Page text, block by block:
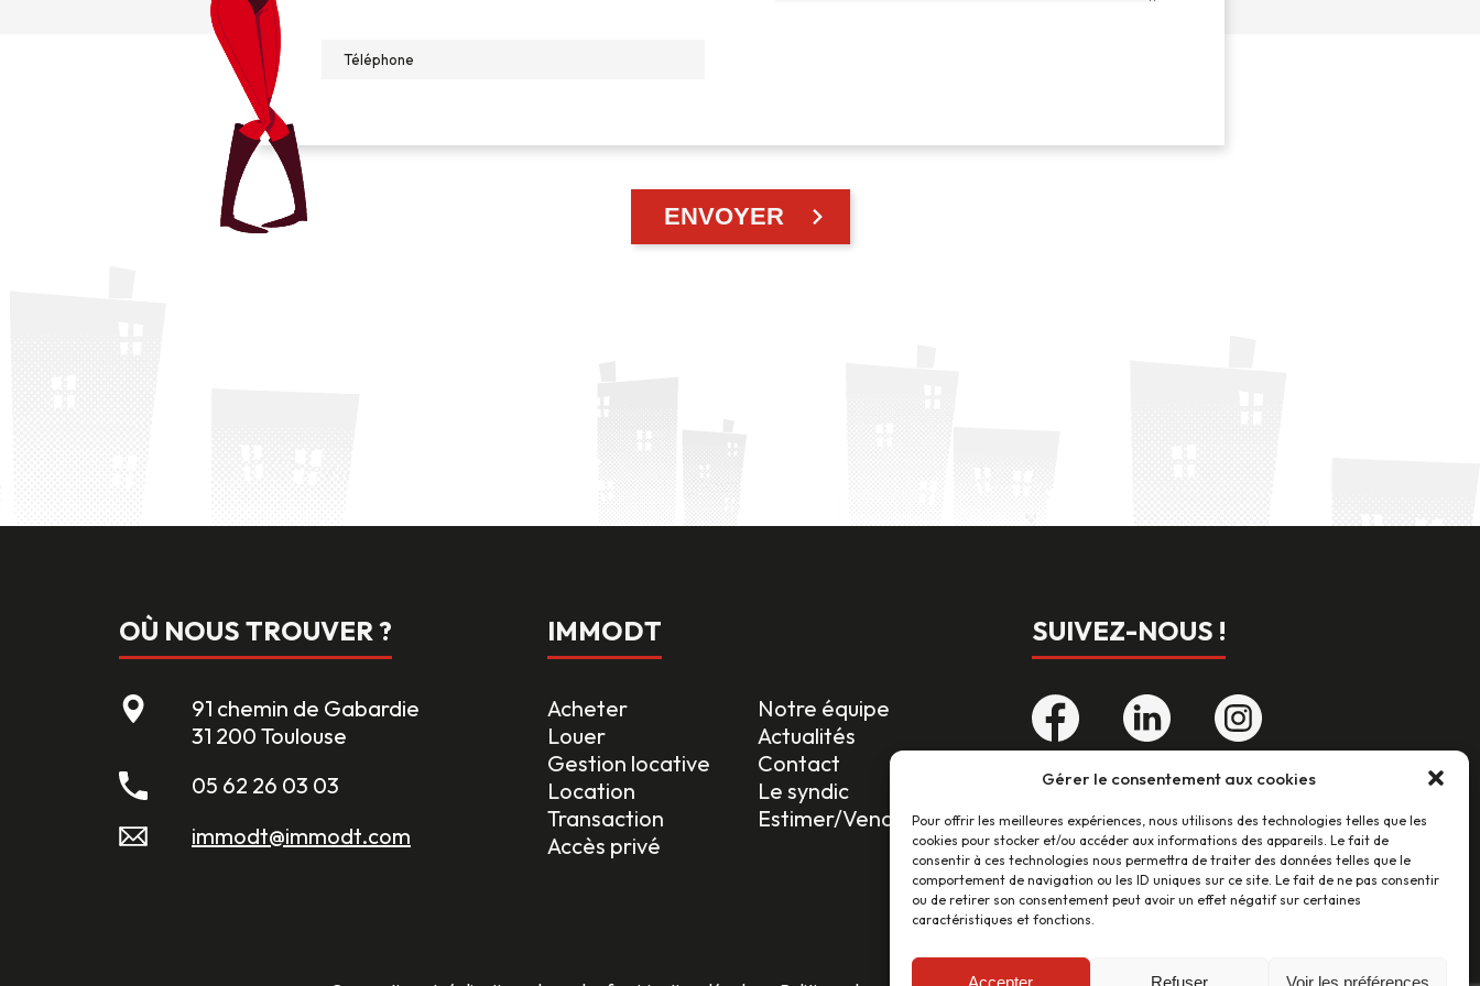
Gérer le consentement aux cookies
Pour offrir les meilleures expériences, nous utilisons des technologies telles que les
cookies pour stocker et/ou accéder aux informations des appareils. Le fait de
consentir à ces technologies nous permettra de traiter des données telles que le
comportement de navigation ou les ID uniques sur ce site. Le fait de ne pas consentir
ou de retirer son consentement peut avoir un effet négatif sur certaines
caractéristiques et fonctions.
Accepter Refuser Voir les préférences
OÙ NOUS TROUVER ?
91 chemin de Gabardie
31 200 Toulouse
05 62 26 03 03
immodt@immodt.com
IMMODT
Acheter
Notre équipe
Louer
Actualités
Gestion locative
Contact
Location
Le syndic
Transaction
Estimer/Vendre
Accès privé
SUIVEZ-NOUS !
46 avis